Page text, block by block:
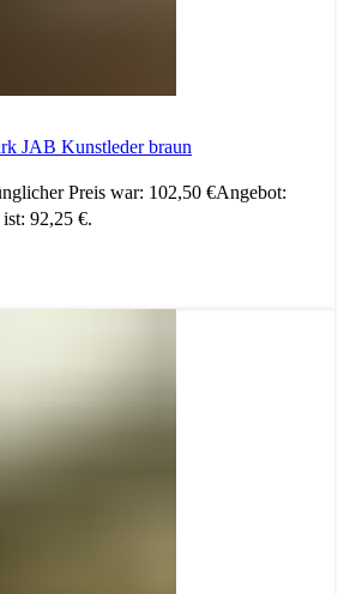
JAB Kunstleder braun
Preis war: 102,50 €Angebot:
92,25 €.